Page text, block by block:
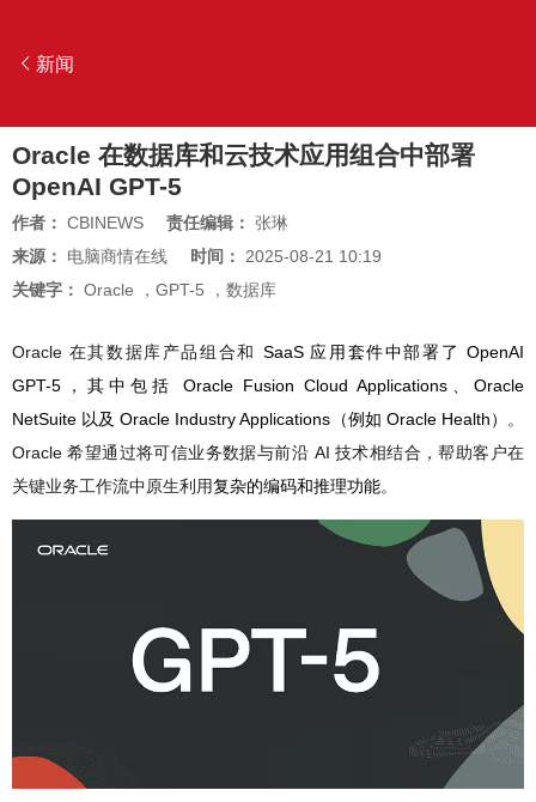
新闻
Oracle 在数据库和云技术应用组合中部署
OpenAI GPT-5
作者： CBINEWS 责任编辑： 张琳
来源： 电脑商情在线 时间： 2025-08-21 10:19
关键字： Oracle ， GPT-5 ， 数据库
Oracle 在其数据库产品组合和 SaaS 应用套件中部署了 OpenAI
GPT-5，其中包括 Oracle Fusion Cloud Applications、Oracle
NetSuite 以及 Oracle Industry Applications（例如 Oracle Health） 。
Oracle 希望通过将可信业务数据与前沿 AI 技术相结合，帮助客户在
关键业务工作流中原生利用复杂的编码和推理功能。